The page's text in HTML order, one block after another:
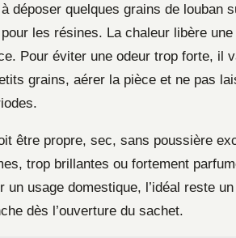
déposer quelques grains de louban
les résines. La chaleur libère
Pour éviter une odeur trop forte, il
grains, aérer la pièce et ne pas
être propre, sec, sans poussière
trop brillantes ou fortement
usage domestique, l’idéal reste un
dès l’ouverture du sachet.